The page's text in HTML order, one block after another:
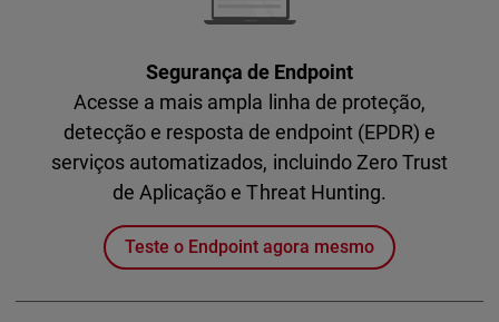
Segurança de Endpoint
Acesse a mais ampla linha de proteção,
detecção e resposta de endpoint (EPDR) e
serviços automatizados, incluindo Zero Trust
de Aplicação e Threat Hunting.
Teste o Endpoint agora mesmo